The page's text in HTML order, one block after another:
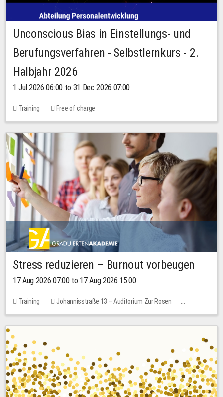
Unconscious Bias in Einstellungs- und
Berufungsverfahren - Selbstlernkurs - 2.
Halbjahr 2026
1 Jul 2026 06:00 to 31 Dec 2026 07:00
Training Free of charge
Stress reduzieren – Burnout vorbeugen
17 Aug 2026 07:00 to 17 Aug 2026 15:00
Training
Johannisstraße 13 – Auditorium Zur Rosen
1 place
10.00 EUR